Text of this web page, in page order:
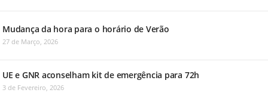
Mudança da hora para o horário de Verão
27 de Março, 2026
UE e GNR aconselham kit de emergência para 72h
3 de Fevereiro, 2026